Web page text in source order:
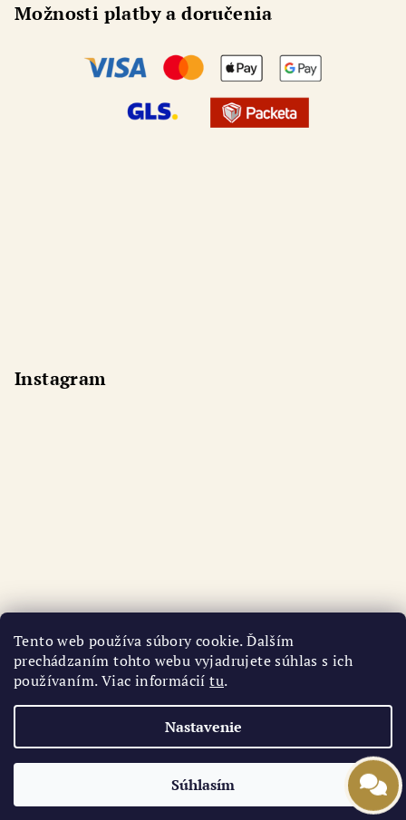
Tento web používa súbory cookie. Ďalším
prechádzaním tohto webu vyjadrujete súhlas s ich
používaním. Viac informáciítu.
Nastavenie
Súhlasím
Možnosti platby a doručenia
Instagram
Sledovať na Instagrame
Copyright 2026AURI. Všetky práva vyhradené.
Vytvoril Shoptet